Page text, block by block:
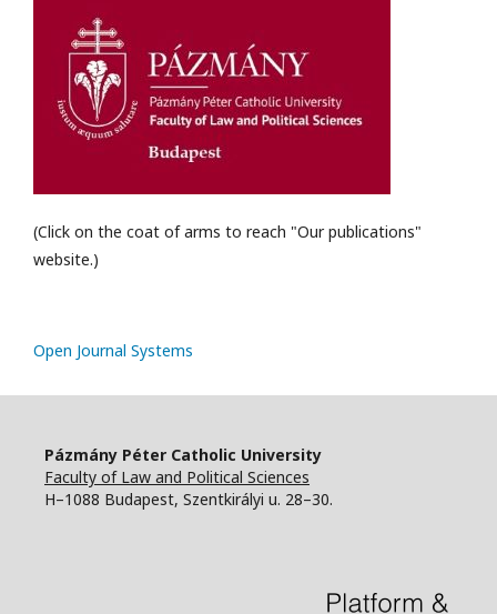
(Click on the coat of arms to reach "Our publications"
website.)
Open Journal Systems
Pázmány Péter Catholic University
Faculty of Law and Political Sciences
H–1088 Budapest, Szentkirályi u. 28–30.